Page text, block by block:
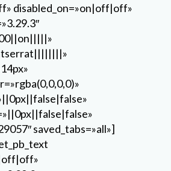
disabled_on=»on|off|off»
saved_tabs=»all»]